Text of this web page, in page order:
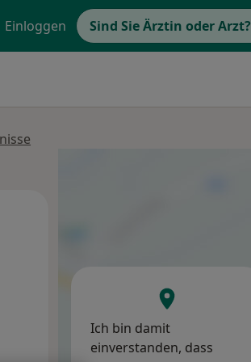
Einloggen Sind Sie Ärztin oder Arzt?
Ich bin damit
einverstanden, dass